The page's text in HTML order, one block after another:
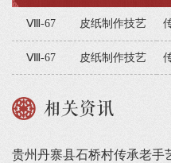
Ⅷ-67 皮纸制作技艺
Ⅷ-67 皮纸制作技艺
相关资讯